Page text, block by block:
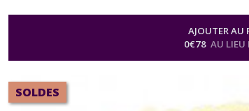
AJOUTER AU
0€78 AU LIEU
SOLDES